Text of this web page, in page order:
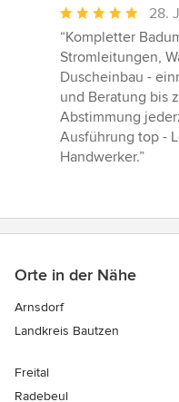
Durchschnittliche
Bewertung:
5
von
5
Sternen
28.
“Kompletter
Stromleitungen,
Duscheinbau -
und Beratung bis
Abstimmung
Ausführung top -
Handwerker.”
Orte in der Nähe
Arnsdorf
Landkreis Bautzen
Freital
Radebeul